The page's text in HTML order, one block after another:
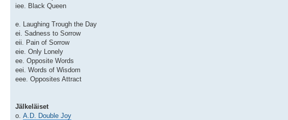
iee. Black Queen
e. Laughing Trough the Day
ei. Sadness to Sorrow
eii. Pain of Sorrow
eie. Only Lonely
ee. Opposite Words
eei. Words of Wisdom
eee. Opposites Attract
Jälkeläiset
o. A.D. Double Joy